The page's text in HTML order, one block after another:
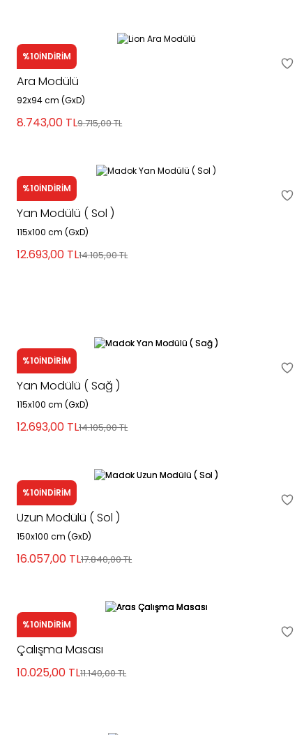
%10İNDİRİM
Lion
Ara Modülü
92x94 cm (GxD)
8.743,00 TL9.715,00TL
%10İNDİRİM
Madok
Yan Modülü ( Sol )
115x100 cm (GxD)
12.693,00 TL14.105,00TL
%10İNDİRİM
Madok
Yan Modülü ( Sağ )
115x100 cm (GxD)
12.693,00 TL14.105,00TL
%10İNDİRİM
Madok
Uzun Modülü ( Sol )
150x100 cm (GxD)
16.057,00 TL17.840,00TL
%10İNDİRİM
Aras
Çalışma Masası
10.025,00 TL11.140,00TL